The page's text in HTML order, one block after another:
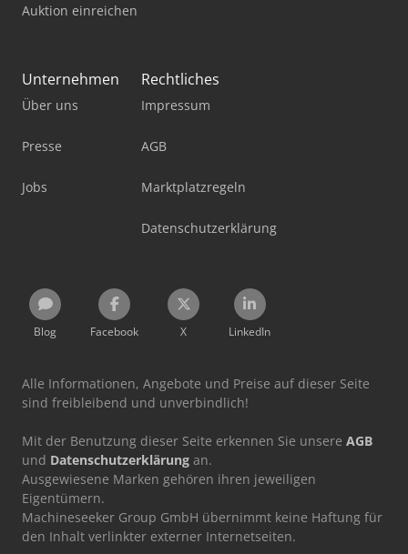
Auktion einreichen
Unternehmen
Über uns
Presse
Jobs
Rechtliches
Impressum
AGB
Marktplatzregeln
Datenschutzerklärung
Blog Facebook X LinkedIn
Alle Informationen, Angebote und Preise auf dieser Seite
sind freibleibend und unverbindlich!
Mit der Benutzung dieser Seite erkennen Sie unsere AGB
und Datenschutzerklärung an.
Ausgewiesene Marken gehören ihren jeweiligen
Eigentümern.
Machineseeker Group GmbH übernimmt keine Haftung für
den Inhalt verlinkter externer Internetseiten.